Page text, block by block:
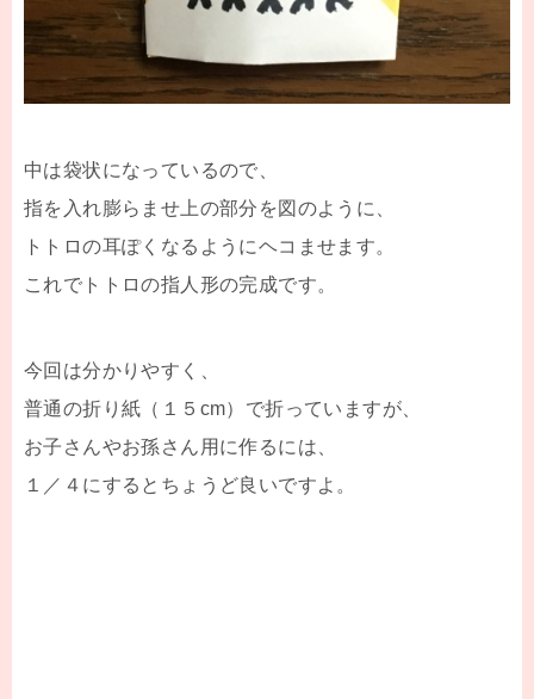
中は袋状になっているので、
指を入れ膨らませ上の部分を図のように、
トトロの耳ぽくなるようにヘコませます。
これでトトロの指人形の完成です。
今回は分かりやすく、
普通の折り紙（１５cm）で折っていますが、
お子さんやお孫さん用に作るには、
１／４にするとちょうど良いですよ。